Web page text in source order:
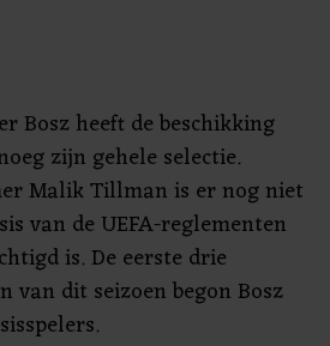
Bosz heeft de beschikking
zijn gehele selectie.
Malik Tillman is er nog niet
van de UEFA-reglementen
is. De eerste drie
van dit seizoen begon Bosz